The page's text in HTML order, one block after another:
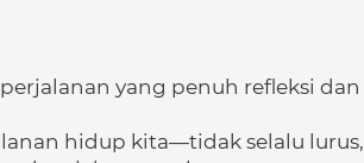
yang penuh refleksi dan
hidup kita—tidak selalu lurus,